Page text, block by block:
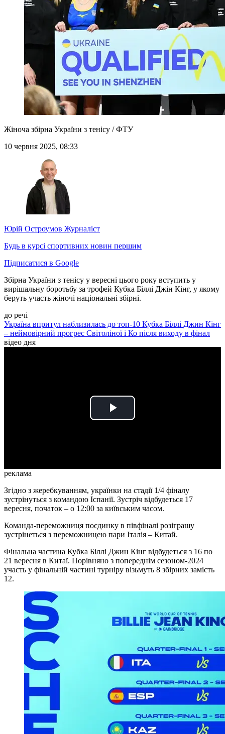
Жіноча збірна України з тенісу / ФТУ
10 червня 2025, 08:33
Юрій Остроумов Журналіст
Будь в курсі спортивних новин першим
Підписатися в Google
Збірна України з тенісу у вересні цього року вступить у
вирішальну боротьбу за трофей Кубка Біллі Джін Кінг, у якому
беруть участь жіночі національні збірні.
до речі
Україна впритул наблизилась до топ-10 Кубка Біллі Джин Кінг
– неймовірний прогрес Світоліної і Ко після виходу в фінал
відео дня
Play
реклама
Згідно з жеребкуванням, українки на стадії 1/4 фіналу
зустрінуться з командою Іспанії. Зустріч відбудеться 17
вересня, початок – о 12:00 за київським часом.
Команда-переможниця поєдинку в півфіналі розіграшу
зустрінеться з переможницею пари Італія – Китай.
Фінальна частина Кубка Біллі Джин Кінг відбудеться з 16 по
21 вересня в Китаї. Порівняно з попереднім сезоном-2024
участь у фінальній частині турніру візьмуть 8 збірних замість
12.